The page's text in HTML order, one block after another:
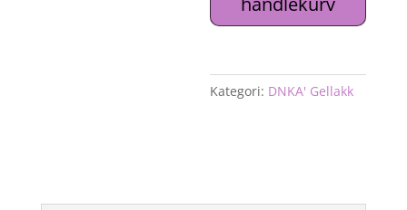
Kategori: DNKA' Gellakk